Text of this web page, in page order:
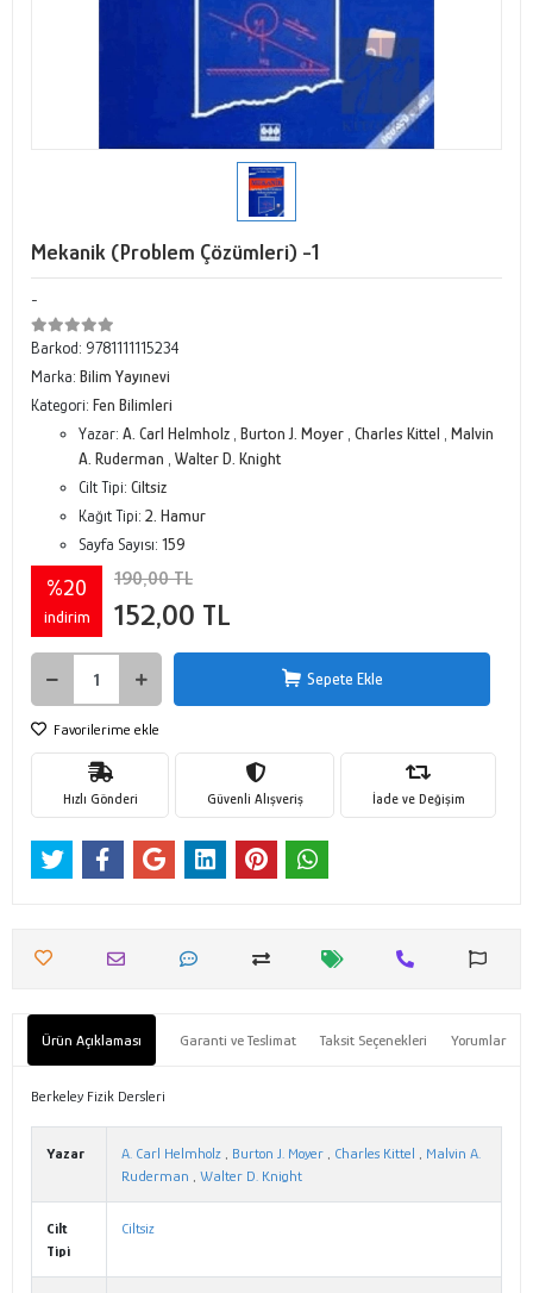
Mekanik (Problem Çözümleri) -1
-
Barkod: 9781111115234
Marka: Bilim Yayınevi
Kategori: Fen Bilimleri
Yazar: A. Carl Helmholz Burton J. Moyer Charles Kittel
Malvin
A. Ruderman
Walter D. Knight
Cilt Tipi: Ciltsiz
Kağıt Tipi: 2. Hamur
Sayfa Sayısı: 159
%20
indirim
190,00 TL
152,00 TL
Sepete Ekle
Favorilerime ekle
Hızlı Gönderi Güvenli Alışveriş İade ve Değişim
Ürün Açıklaması Garanti ve Teslimat Taksit Seçenekleri Yorumlar
Berkeley Fizik Dersleri
Yazar A. Carl Helmholz , Burton J. Moyer , Charles Kittel , Malvin A.
Ruderman , Walter D. Knight
Cilt
Tipi
Ciltsiz